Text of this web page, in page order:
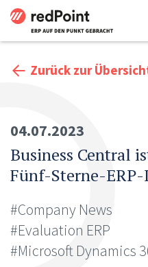
Zurück zur
04.07.2023
Business Central
Fünf-Sterne-
#Company News
#Evaluation ERP
#Microsoft Dynamics